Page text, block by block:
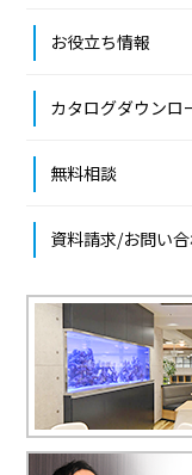
お役立ち情報
カタログダウンロ
無料相談
資料請求/お問い